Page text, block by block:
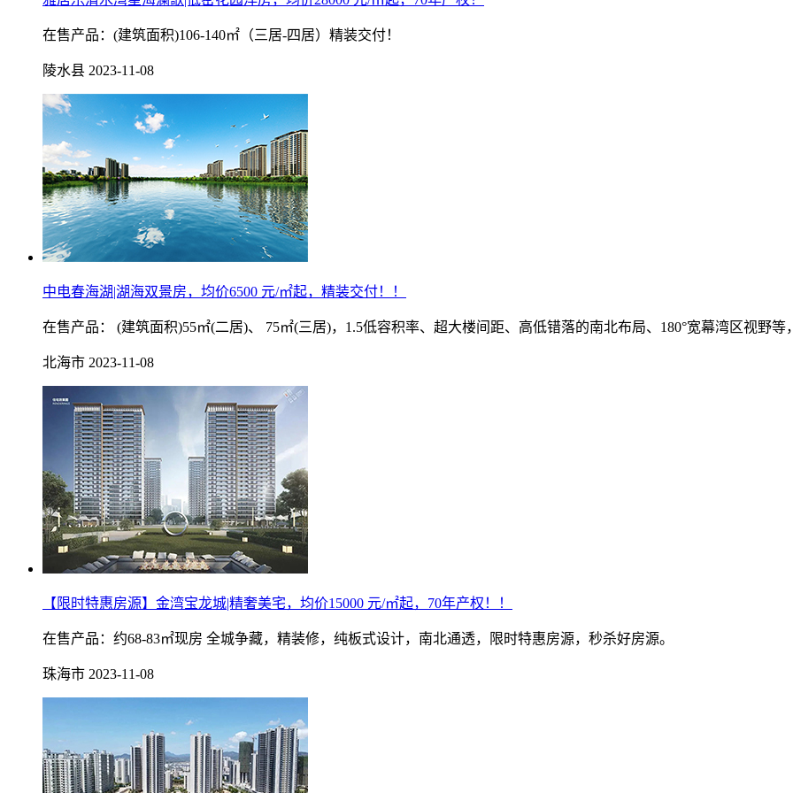
在售产品：(建筑面积)106-140㎡（三居-四居）精装交付！
陵水县 2023-11-08
中电春海湖|湖海双景房，均价6500 元/㎡起，精装交付！！
在售产品： (建筑面积)55㎡(二居)、 75㎡(三居)，1.5低容积率、超大楼间距、高低错落的南北布局、180°宽幕湾区视野等
北海市 2023-11-08
【限时特惠房源】金湾宝龙城|精奢美宅，均价15000 元/㎡起，70年产权！！
在售产品：约68-83㎡现房 全城争藏，精装修，纯板式设计，南北通透，限时特惠房源，秒杀好房源。
珠海市 2023-11-08